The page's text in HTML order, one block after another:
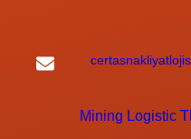
Mining Logistic